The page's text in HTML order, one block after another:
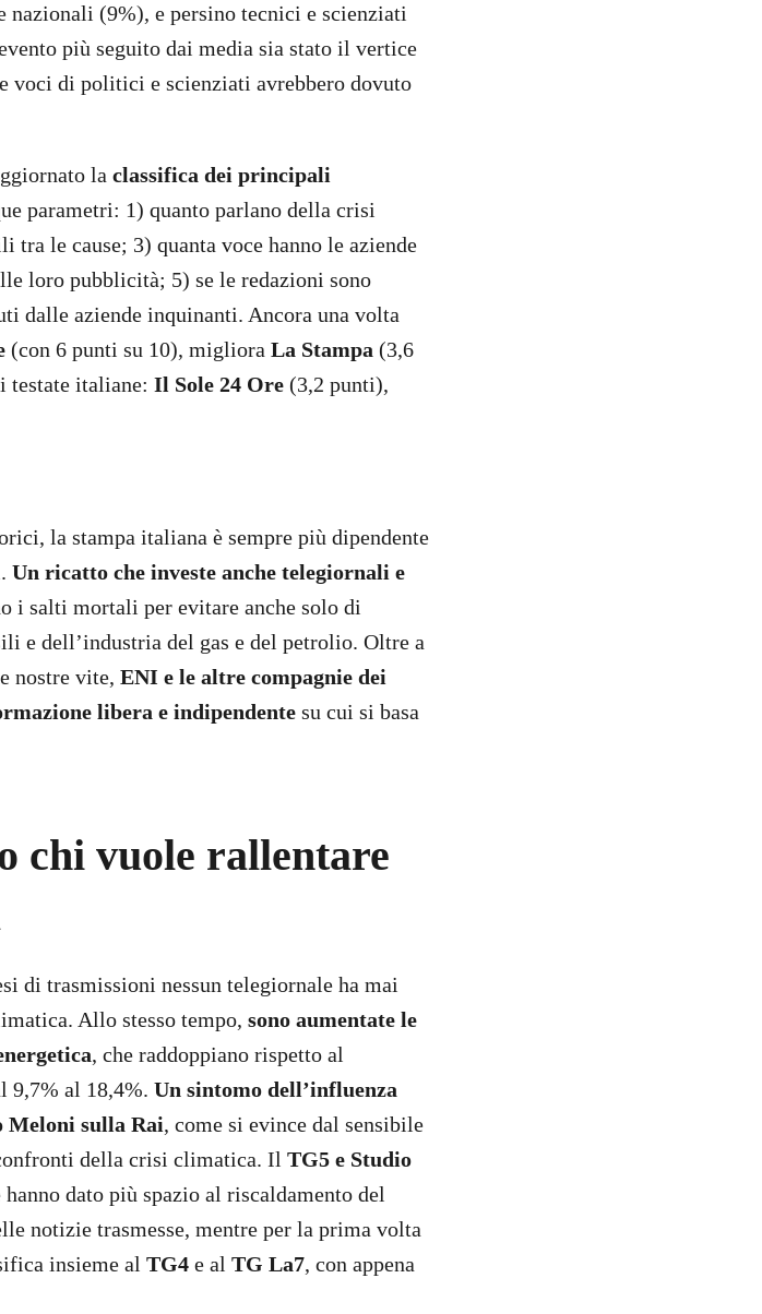
(9%), e persino tecnici e scienziati
più seguito dai media sia stato il vertice
voci di politici e scienziati avrebbero dovuto
la classifica dei principali
parametri: 1) quanto parlano della crisi
le cause; 3) quanta voce hanno le aziende
loro pubblicità; 5) se le redazioni sono
dalle aziende inquinanti. Ancora una volta
(con 6 punti su 10), migliora La Stampa (3,6
testate italiane: Il Sole 24 Ore (3,2 punti),
la stampa italiana è sempre più dipendente
Un ricatto che investe anche telegiornali e
i salti mortali per evitare anche solo di
e dell’industria del gas e del petrolio. Oltre a
nostre vite, ENI e le altre compagnie dei
libera e indipendente su cui si basa
chi vuole rallentare
di trasmissioni nessun telegiornale ha mai
Allo stesso tempo, sono aumentate le
, che raddoppiano rispetto al
9,7% al 18,4%. Un sintomo dell’influenza
Meloni sulla Rai, come si evince dal sensibile
della crisi climatica. Il TG5 e Studio
dato più spazio al riscaldamento del
notizie trasmesse, mentre per la prima volta
insieme al TG4 e al TG La7, con appena